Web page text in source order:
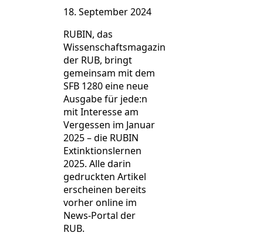
18. September 2024
RUBIN, das
Wissenschaftsmagazin
der RUB, bringt
gemeinsam mit dem
SFB 1280 eine neue
Ausgabe für jede:n
mit Interesse am
Vergessen im Januar
2025 – die RUBIN
Extinktionslernen
2025. Alle darin
gedruckten Artikel
erscheinen bereits
vorher online im
News-Portal der
RUB.